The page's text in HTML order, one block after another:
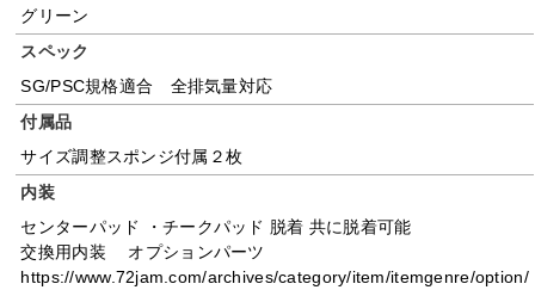
グリーン
スペック
SG/PSC規格適合 全排気量対応
付属品
サイズ調整スポンジ付属２枚
内装
センターパッド ・チークパッド 脱着 共に脱着可能
交換用内装 オプションパーツ
https://www.72jam.com/archives/category/item/itemgenre/option/